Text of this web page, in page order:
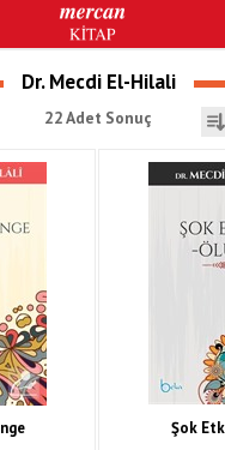
Dr. Mecdi El-Hilali
22 Adet Sonuç
Şok